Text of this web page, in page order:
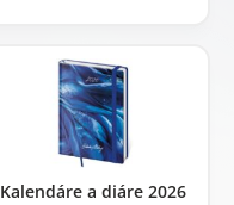
Kalendáre a diáre 2026